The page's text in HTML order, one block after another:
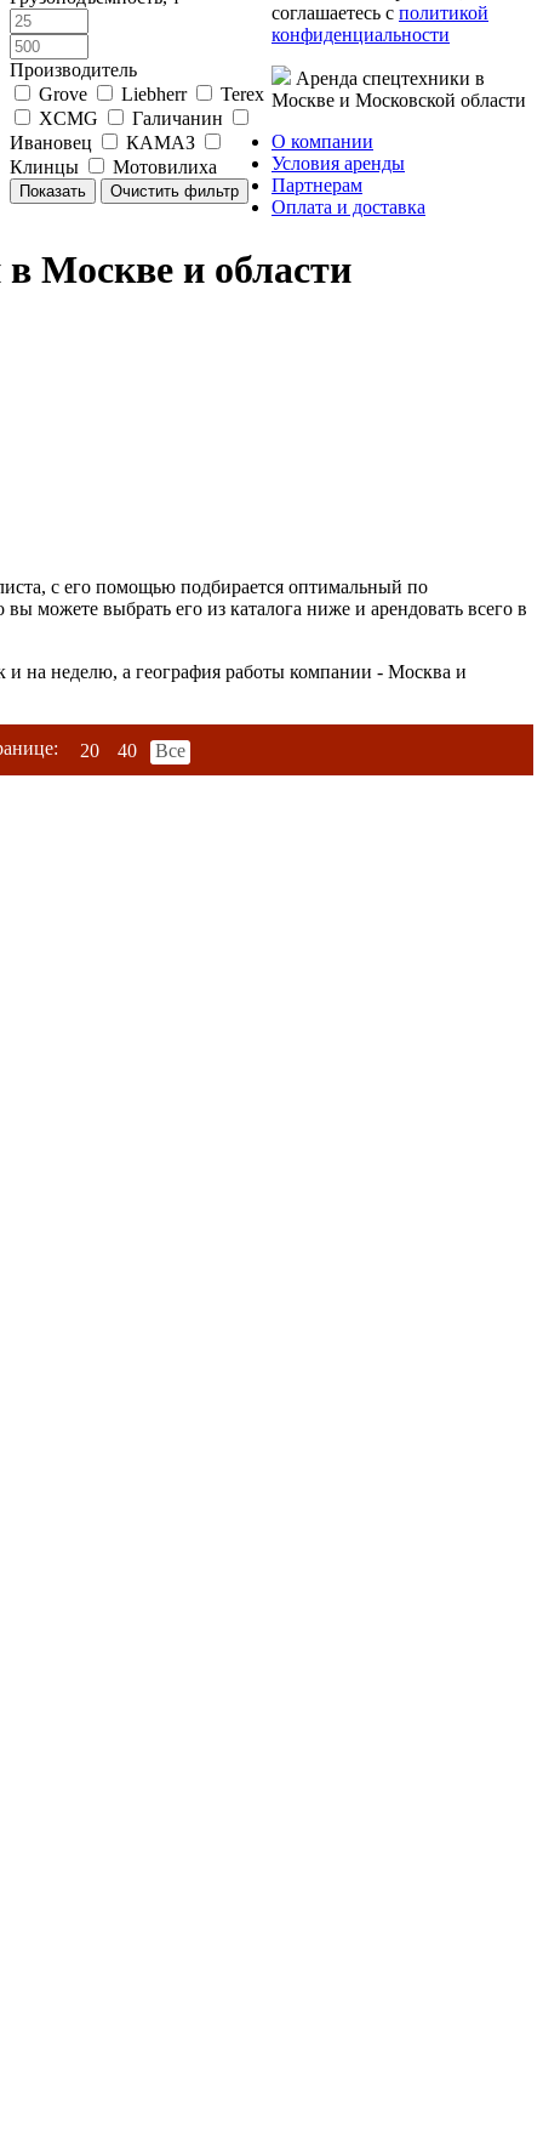
Производитель
Grove
Liebherr
Terex
XCMG
Галичанин
Ивановец
КАМАЗ
Клинцы
Мотовилиха
Москве и области
с его помощью подбирается оптимальный по
можете выбрать его из каталога ниже и арендовать всего в
и на неделю, а география работы компании - Москва и
20 40 Все
соглашаетесь с политикой
конфиденциальности
Аренда спецтехники в
Москве и Московской области
О компании
Условия аренды
Партнерам
Оплата и доставка